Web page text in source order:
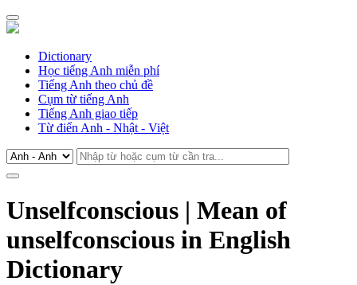
Dictionary
Học tiếng Anh miễn phí
Tiếng Anh theo chủ đề
Cụm từ tiếng Anh
Tiếng Anh giao tiếp
Từ điển Anh - Nhật - Việt
Unselfconscious | Mean of
unselfconscious in English
Dictionary